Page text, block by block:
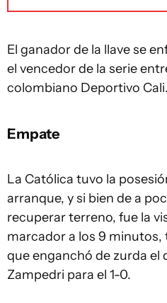
El ganador de la llave se
el vencedor de la serie
colombiano Deportivo Cali.
Empate
La Católica tuvo la
arranque, y si bien de a
recuperar terreno, fue la
marcador a los 9 minutos,
que enganchó de zurda el
Zampedri para el 1-0.